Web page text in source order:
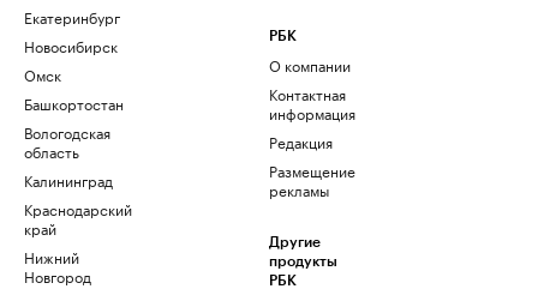
Екатеринбург
Новосибирск
Омск
Башкортостан
Вологодская
область
Калининград
Краснодарский
край
Нижний
Новгород
РБК
О компании
Контактная
информация
Редакция
Размещение
рекламы
Другие
продукты
РБК